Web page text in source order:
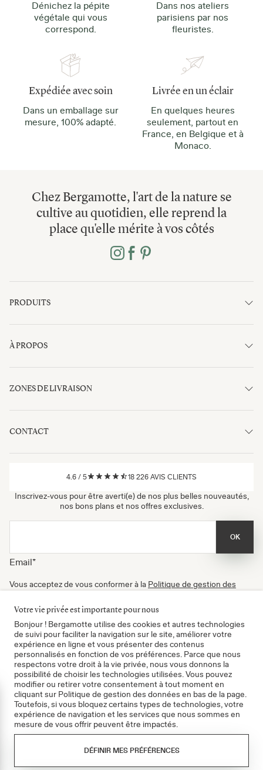
Dénichez la pépite
végétale qui vous
correspond.
Dans nos ateliers
parisiens par nos
fleuristes.
Expédiée avec soin
Dans un emballage sur
mesure, 100% adapté.
Livrée en un éclair
En quelques heures
seulement, partout en
France, en Belgique et à
Monaco.
Chez Bergamotte, l'art de la nature se
cultive au quotidien, elle reprend la
place qu'elle mérite à vos côtés
PRODUITS
À PROPOS
ZONES DE LIVRAISON
CONTACT
4.6 / 5 18 226 AVIS CLIENTS
Inscrivez-vous pour être averti(e) de nos plus belles nouveautés,
nos bons plans et nos offres exclusives.
Email*
OK
Vous acceptez de vous conformer à la Politique de gestion des
newsletters. Vous pouvez vous désinscrire à tout moment.
Certifié B Corp
Politique de gestion des données
Votre vie privée est importante pour nous
Bonjour ! Bergamotte utilise des cookies et autres technologies
de suivi pour faciliter la navigation sur le site, améliorer votre
expérience en ligne et vous présenter des contenus
personnalisés en fonction de vos préférences. Parce que nous
respectons votre droit à la vie privée, nous vous donnons la
possibilité de choisir les technologies utilisées. Vous pouvez
modifier ou retirer votre consentement à tout moment en
cliquant sur Politique de gestion des données en bas de la page.
Toutefois, si vous bloquez certains types de technologies, votre
expérience de navigation et les services que nous sommes en
mesure de vous offrir peuvent être impactés.
DÉFINIR MES PRÉFÉRENCES